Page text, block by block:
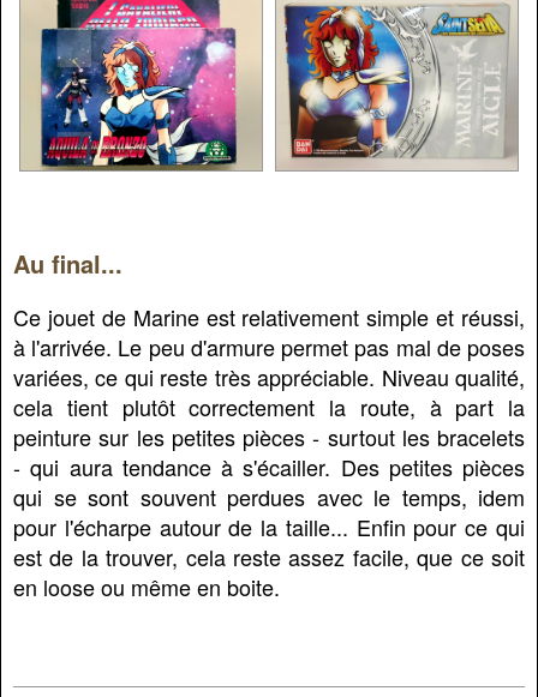
Au final...
Ce jouet de Marine est relativement simple et réussi,
à l'arrivée. Le peu d'armure permet pas mal de poses
variées, ce qui reste très appréciable. Niveau qualité,
cela tient plutôt correctement la route, à part la
peinture sur les petites pièces - surtout les bracelets
- qui aura tendance à s'écailler. Des petites pièces
qui se sont souvent perdues avec le temps, idem
pour l'écharpe autour de la taille... Enfin pour ce qui
est de la trouver, cela reste assez facile, que ce soit
en loose ou même en boite.